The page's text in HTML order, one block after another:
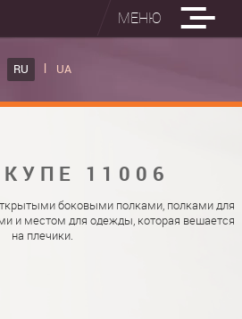
МЕНЮ
RU UA
11006
боковыми полками, полками для
и местом для одежды, которая вешается
на плечики.
ДОСКИ
ДОСКА "РУСАЛКА"